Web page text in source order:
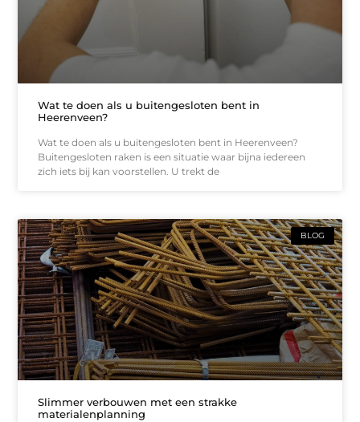
Wat te doen als u buitengesloten bent in
Heerenveen?
Wat te doen als u buitengesloten bent in Heerenveen?
Buitengesloten raken is een situatie waar bijna iedereen
zich iets bij kan voorstellen. U trekt de
BLOG
Slimmer verbouwen met een strakke
materialenplanning